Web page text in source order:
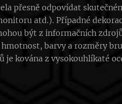
přesně odpovídat
atd.). Případné
být z informačních
barvy a rozměry
kována z vysokouhlíkaté